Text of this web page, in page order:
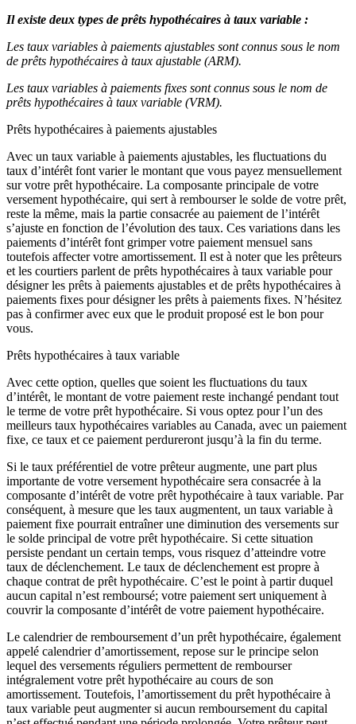
Il existe deux types de prêts hypothécaires à taux variable :
Les taux variables à paiements ajustables sont connus sous le nom
de prêts hypothécaires à taux ajustable (ARM).
Les taux variables à paiements fixes sont connus sous le nom de
prêts hypothécaires à taux variable (VRM).
Prêts hypothécaires à paiements ajustables
Avec un taux variable à paiements ajustables, les fluctuations du
taux d’intérêt font varier le montant que vous payez mensuellement
sur votre prêt hypothécaire. La composante principale de votre
versement hypothécaire, qui sert à rembourser le solde de votre prêt,
reste la même, mais la partie consacrée au paiement de l’intérêt
s’ajuste en fonction de l’évolution des taux. Ces variations dans les
paiements d’intérêt font grimper votre paiement mensuel sans
toutefois affecter votre amortissement. Il est à noter que les prêteurs
et les courtiers parlent de prêts hypothécaires à taux variable pour
désigner les prêts à paiements ajustables et de prêts hypothécaires à
paiements fixes pour désigner les prêts à paiements fixes. N’hésitez
pas à confirmer avec eux que le produit proposé est le bon pour
vous.
Prêts hypothécaires à taux variable
Avec cette option, quelles que soient les fluctuations du taux
d’intérêt, le montant de votre paiement reste inchangé pendant tout
le terme de votre prêt hypothécaire. Si vous optez pour l’un des
meilleurs taux hypothécaires variables au Canada, avec un paiement
fixe, ce taux et ce paiement perdureront jusqu’à la fin du terme.
Si le taux préférentiel de votre prêteur augmente, une part plus
importante de votre versement hypothécaire sera consacrée à la
composante d’intérêt de votre prêt hypothécaire à taux variable. Par
conséquent, à mesure que les taux augmentent, un taux variable à
paiement fixe pourrait entraîner une diminution des versements sur
le solde principal de votre prêt hypothécaire. Si cette situation
persiste pendant un certain temps, vous risquez d’atteindre votre
taux de déclenchement. Le taux de déclenchement est propre à
chaque contrat de prêt hypothécaire. C’est le point à partir duquel
aucun capital n’est remboursé; votre paiement sert uniquement à
couvrir la composante d’intérêt de votre paiement hypothécaire.
Le calendrier de remboursement d’un prêt hypothécaire, également
appelé calendrier d’amortissement, repose sur le principe selon
lequel des versements réguliers permettent de rembourser
intégralement votre prêt hypothécaire au cours de son
amortissement. Toutefois, l’amortissement du prêt hypothécaire à
taux variable peut augmenter si aucun remboursement du capital